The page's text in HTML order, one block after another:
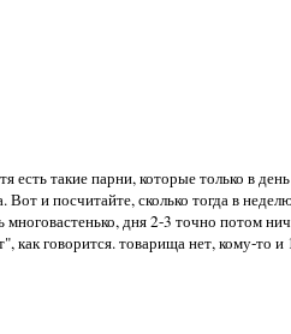
есть такие парни, которые только в день
Вот и посчитайте, сколько тогда в
многовастенько, дня 2-3 точно потом
как говорится. товарища нет, кому-то и